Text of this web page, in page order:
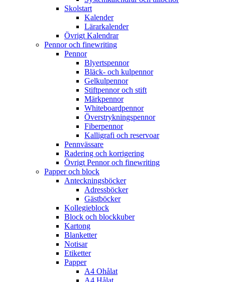
Skolstart
Kalender
Lärarkalender
Övrigt Kalendrar
Pennor och finewriting
Pennor
Blyertspennor
Bläck- och kulpennor
Gelkulpennor
Stiftpennor och stift
Märkpennor
Whiteboardpennor
Överstrykningspennor
Fiberpennor
Kalligrafi och reservoar
Pennvässare
Radering och korrigering
Övrigt Pennor och finewriting
Papper och block
Anteckningsböcker
Adressböcker
Gästböcker
Kollegieblock
Block och blockkuber
Kartong
Blanketter
Notisar
Etiketter
Papper
A4 Ohålat
A4 Hålat